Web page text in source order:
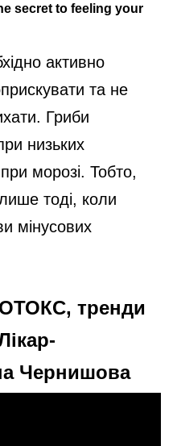
активно
та не
Гриби
низьких
морозі. Тобто,
тоді, коли
мінусових
тренди
Чернишова